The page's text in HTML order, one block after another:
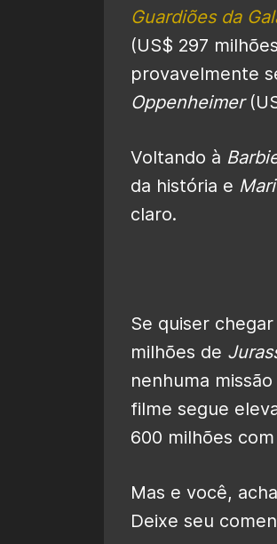
Guardiões da
(US$ 297
provavelmente
Oppenheimer
Voltando à
da história e
claro.
Se quiser
milhões de
nenhuma
filme segue
600 milhões
Mas e você,
Deixe seu